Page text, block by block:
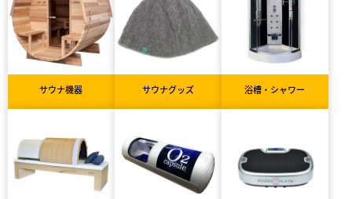
サウナ機器 サウナグッズ 浴槽・シャワー